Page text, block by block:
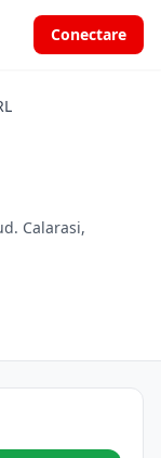
Conectare
Calarasi,